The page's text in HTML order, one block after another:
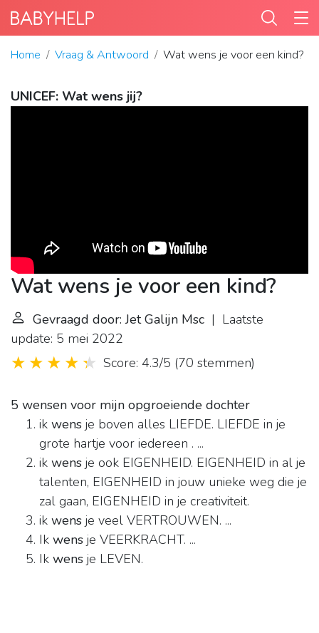
Home Vraag & Antwoord Wat wens je voor een kind?
UNICEF: Wat wens jij?
Wat wens je voor een kind?
Gevraagd door: Jet Galijn Msc | Laatste
update: 5 mei 2022
Score: 4.3/5 (70 stemmen)
5 wensen voor mijn opgroeiende dochter
ik wens je boven alles LIEFDE. LIEFDE in je
grote hartje voor iedereen . ...
ik wens je ook EIGENHEID. EIGENHEID in al je
talenten, EIGENHEID in jouw unieke weg die je
zal gaan, EIGENHEID in je creativiteit.
ik wens je veel VERTROUWEN. ...
Ik wens je VEERKRACHT. ...
Ik wens je LEVEN.